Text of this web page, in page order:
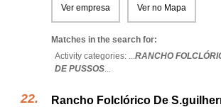
Ver empresa Ver no Mapa
Matches in the search for:
Activity categories: ...RANCHO
DE PUSSOS...
Rancho Folclórico De